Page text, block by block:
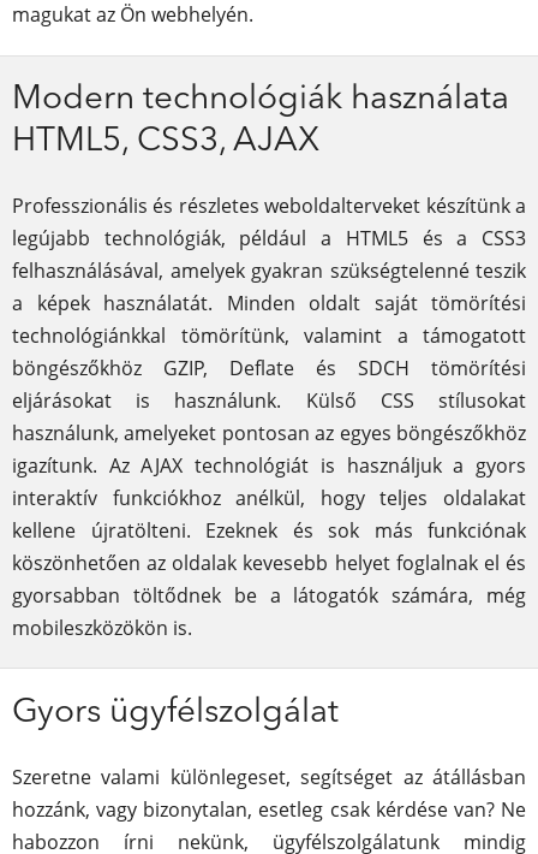
magukat az Ön webhelyén.
Modern technológiák használata
HTML5, CSS3, AJAX
Professzionális és részletes weboldalterveket készítünk a
legújabb technológiák, például a HTML5 és a CSS3
felhasználásával, amelyek gyakran szükségtelenné teszik
a képek használatát. Minden oldalt saját tömörítési
technológiánkkal tömörítünk, valamint a támogatott
böngészőkhöz GZIP, Deflate és SDCH tömörítési
eljárásokat is használunk. Külső CSS stílusokat
használunk, amelyeket pontosan az egyes böngészőkhöz
igazítunk. Az AJAX technológiát is használjuk a gyors
interaktív funkciókhoz anélkül, hogy teljes oldalakat
kellene újratölteni. Ezeknek és sok más funkciónak
köszönhetően az oldalak kevesebb helyet foglalnak el és
gyorsabban töltődnek be a látogatók számára, még
mobileszközökön is.
Gyors ügyfélszolgálat
Szeretne valami különlegeset, segítséget az átállásban
hozzánk, vagy bizonytalan, esetleg csak kérdése van? Ne
habozzon írni nekünk, ügyfélszolgálatunk mindig